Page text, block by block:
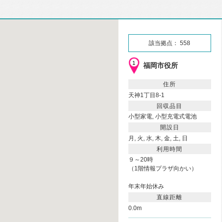
該当拠点： 558
1 福岡市役所
住所
天神1丁目8-1
回収品目
小型家電, 小型充電式電池
開設日
月, 火, 水, 木, 金, 土, 日
利用時間
９～20時
（1階情報プラザ向かい）
年末年始休み
直線距離
0.0m